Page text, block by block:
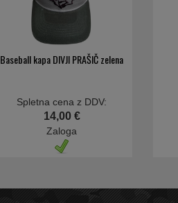
Baseball kapa DIVJI PRAŠIČ zelena
Spletna cena z DDV:
14,00 €
Zaloga